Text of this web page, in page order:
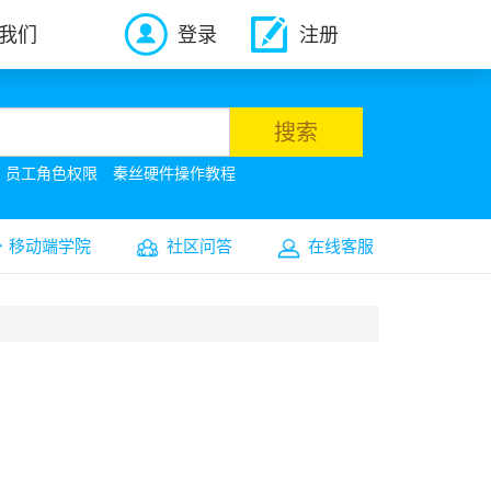
们 登录 注册
搜索
员工角色权限 秦丝硬件操作教程
移动端学院 社区问答 在线客服